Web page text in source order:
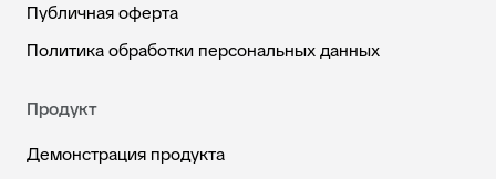
Публичная оферта
Политика обработки персональных данных
Продукт
Демонстрация продукта